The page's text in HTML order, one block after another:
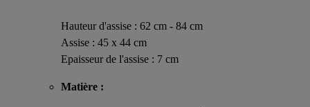
Hauteur d'assise : 62 cm - 84 cm
Assise : 45 x 44 cm
Epaisseur de l'assise : 7 cm
Matière :